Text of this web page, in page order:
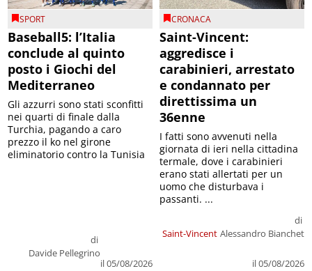
SPORT
Baseball5: l’Italia
conclude al quinto
posto i Giochi del
Mediterraneo
di
Davide Pellegrino
il 05/08/2026
Gli azzurri sono stati sconfitti
nei quarti di finale dalla
Turchia, pagando a caro
prezzo il ko nel girone
eliminatorio contro la Tunisia
CRONACA
Saint-Vincent:
aggredisce i
carabinieri, arrestato
e condannato per
direttissima un
36enne
Saint-Vincent
di
Alessandro Bianchet
il 05/08/2026
I fatti sono avvenuti nella
giornata di ieri nella cittadina
termale, dove i carabinieri
erano stati allertati per un
uomo che disturbava i
passanti. ...